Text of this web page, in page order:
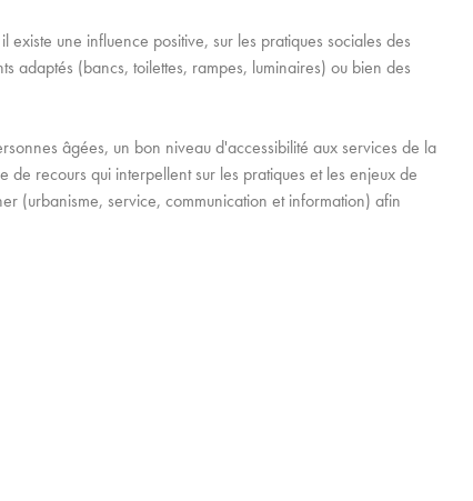
une influence positive, sur les pratiques sociales des
adaptés (bancs, toilettes, rampes, luminaires) ou bien des
âgées, un bon niveau d'accessibilité aux services de la
recours qui interpellent sur les pratiques et les enjeux de
(urbanisme, service, communication et information) afin